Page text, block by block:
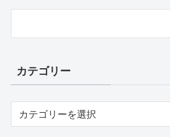
カテゴリー